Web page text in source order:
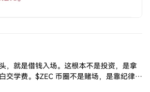
，就是借钱入场。这根本不是投资，是拿
交学费。$ZEC 币圈不是赌场，是靠纪律和
场。本金少的人更要沉住气，耐心等确定